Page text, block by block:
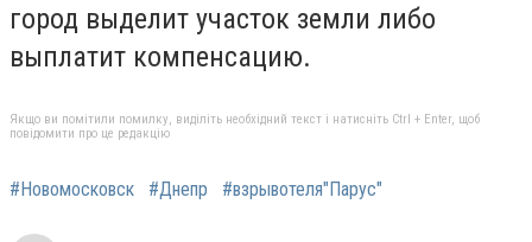
город выделит участок земли либо
выплатит компенсацию.
Якщо ви помітили помилку, виділіть необхідний текст і натисніть Ctrl + Enter, щоб
повідомити про це редакцію
#Новомосковск #Днепр #взрывотеля"Парус"